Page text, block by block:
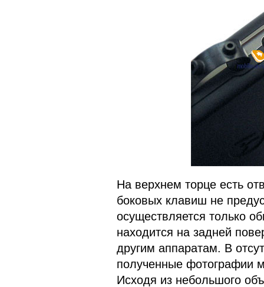
На верхнем торце есть
боковых клавиш не
осуществляется только
находится на задней
другим аппаратам. В
полученные фотографии
Исходя из небольшого